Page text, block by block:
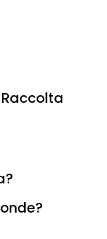
Raccolta